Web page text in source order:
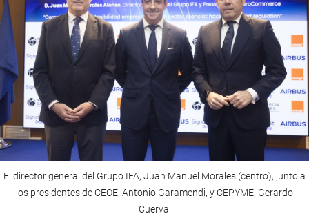
El director general del Grupo IFA, Juan Manuel Morales (centro), junto a
los presidentes de CEOE, Antonio Garamendi, y CEPYME, Gerardo
Cuerva.